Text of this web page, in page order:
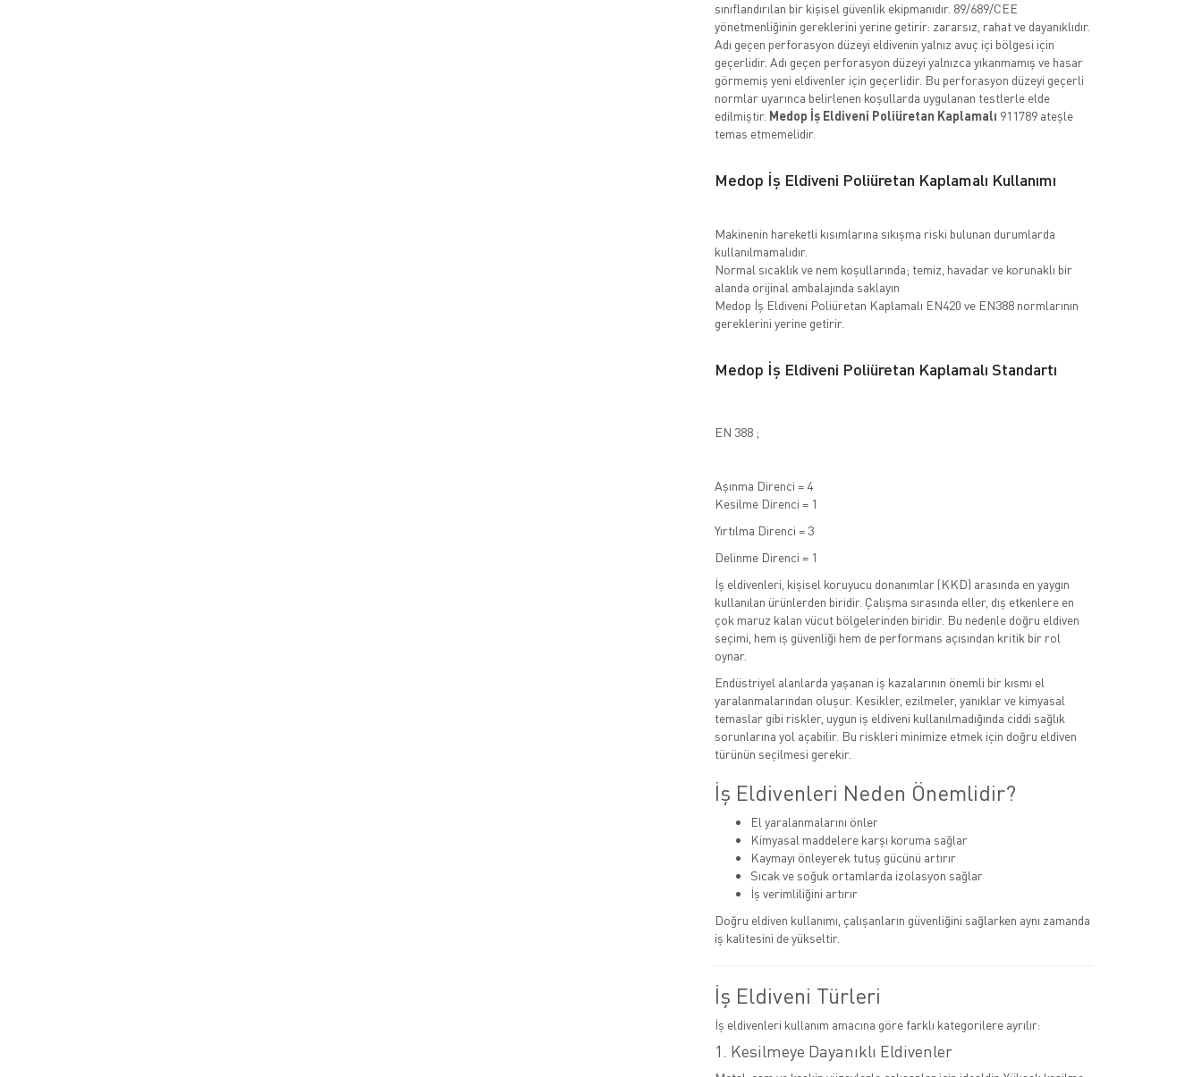
sınıflandırılan bir kişisel güvenlik ekipmanıdır. 89/689/CEE
yönetmenliğinin gereklerini yerine getirir: zararsız, rahat ve dayanıklıdır.
Adı geçen perforasyon düzeyi eldivenin yalnız avuç içi bölgesi için
geçerlidir. Adı geçen perforasyon düzeyi yalnızca yıkanmamış ve hasar
görmemiş yeni eldivenler için geçerlidir. Bu perforasyon düzeyi geçerli
normlar uyarınca belirlenen koşullarda uygulanan testlerle elde
edilmiştir. Medop İş Eldiveni Poliüretan Kaplamalı 911789 ateşle
temas etmemelidir.
Medop İş Eldiveni Poliüretan Kaplamalı Kullanımı
Makinenin hareketli kısımlarına sıkışma riski bulunan durumlarda
kullanılmamalıdır.
Normal sıcaklık ve nem koşullarında; temiz, havadar ve korunaklı bir
alanda orijinal ambalajında saklayın
Medop İş Eldiveni Poliüretan Kaplamalı EN420 ve EN388 normlarının
gereklerini yerine getirir.
Medop İş Eldiveni Poliüretan Kaplamalı Standartı
EN 388 ;
Aşınma Direnci = 4
Kesilme Direnci = 1
Yırtılma Direnci = 3
Delinme Direnci = 1
İş eldivenleri, kişisel koruyucu donanımlar (KKD) arasında en yaygın
kullanılan ürünlerden biridir. Çalışma sırasında eller, dış etkenlere en
çok maruz kalan vücut bölgelerinden biridir. Bu nedenle doğru eldiven
seçimi, hem iş güvenliği hem de performans açısından kritik bir rol
oynar.
Endüstriyel alanlarda yaşanan iş kazalarının önemli bir kısmı el
yaralanmalarından oluşur. Kesikler, ezilmeler, yanıklar ve kimyasal
temaslar gibi riskler, uygun iş eldiveni kullanılmadığında ciddi sağlık
sorunlarına yol açabilir. Bu riskleri minimize etmek için doğru eldiven
türünün seçilmesi gerekir.
İş Eldivenleri Neden Önemlidir?
El yaralanmalarını önler
Kimyasal maddelere karşı koruma sağlar
Kaymayı önleyerek tutuş gücünü artırır
Sıcak ve soğuk ortamlarda izolasyon sağlar
İş verimliliğini artırır
Doğru eldiven kullanımı, çalışanların güvenliğini sağlarken aynı zamanda
iş kalitesini de yükseltir.
İş Eldiveni Türleri
İş eldivenleri kullanım amacına göre farklı kategorilere ayrılır:
1. Kesilmeye Dayanıklı Eldivenler